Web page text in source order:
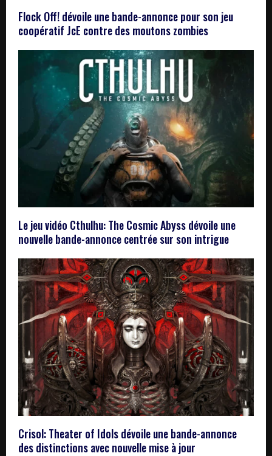
Flock Off! dévoile une bande-annonce pour son jeu
coopératif JcE contre des moutons zombies
Le jeu vidéo Cthulhu: The Cosmic Abyss dévoile une
nouvelle bande-annonce centrée sur son intrigue
Crisol: Theater of Idols dévoile une bande-annonce
des distinctions avec nouvelle mise à jour